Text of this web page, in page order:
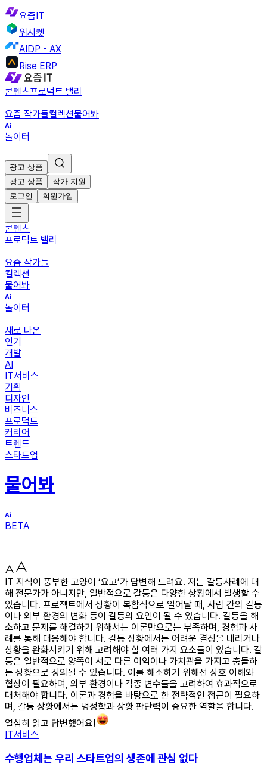
요즘IT
위시켓
AIDP - AX
Rise ERP
콘텐츠프로덕트 밸리
요즘 작가들컬렉션물어봐
놀이터
광고 상품
광고 상품
작가 지원
로그인
회원가입
콘텐츠
프로덕트 밸리
요즘 작가들
컬렉션
물어봐
놀이터
새로 나온
인기
개발
AI
IT서비스
기획
디자인
비즈니스
프로덕트
커리어
트렌드
스타트업
물어봐
BETA
IT 지식이 풍부한 고양이 ‘요고’가 답변해 드려요. 저는 갈등사례에 대
해 전문가가 아니지만, 일반적으로 갈등은 다양한 상황에서 발생할 수
있습니다. 프로젝트에서 상황이 복합적으로 일어날 때, 사람 간의 갈등
이나 외부 환경의 변화 등이 갈등의 요인이 될 수 있습니다. 갈등을 해
소하고 문제를 해결하기 위해서는 이론만으로는 부족하며, 경험과 사
례를 통해 대응해야 합니다. 갈등 상황에서는 어려운 결정을 내리거나
상황을 완화시키기 위해 고려해야 할 여러 가지 요소들이 있습니다. 갈
등은 일반적으로 양쪽이 서로 다른 이익이나 가치관을 가지고 충돌하
는 상황으로 정의될 수 있습니다. 이를 해소하기 위해선 상호 이해와
협상이 필요하며, 외부 환경이나 각종 변수들을 고려하여 효과적으로
대처해야 합니다. 이론과 경험을 바탕으로 한 전략적인 접근이 필요하
며, 갈등 상황에서는 냉정함과 상황 판단력이 중요한 역할을 합니다.
열심히 읽고 답변했어요!
IT서비스
수행업체는 우리 스타트업의 생존에 관심 없다